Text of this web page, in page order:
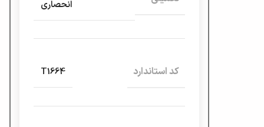
انحصاری
کد استاندارد T1664